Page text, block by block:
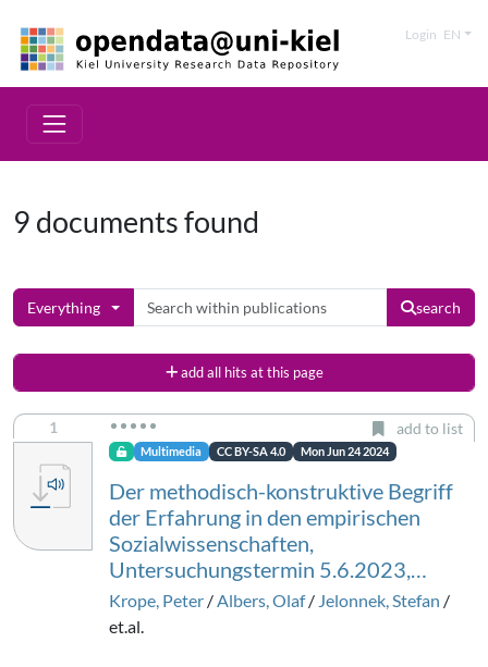
Login EN
9 documents found
Everything search
add all hits at this page
1 add to list
Multimedia CC BY-SA 4.0 Mon Jun 24 2024
Der methodisch-konstruktive Begriff
der Erfahrung in den empirischen
Sozialwissenschaften,
Untersuchungstermin 5.6.2023,…
Krope, Peter / Albers, Olaf/ Jelonnek, Stefan /
et.al.